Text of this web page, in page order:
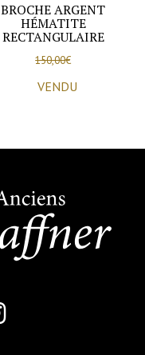
BROCHE ARGENT
HÉMATITE
RECTANGULAIRE
150,00€
VENDU